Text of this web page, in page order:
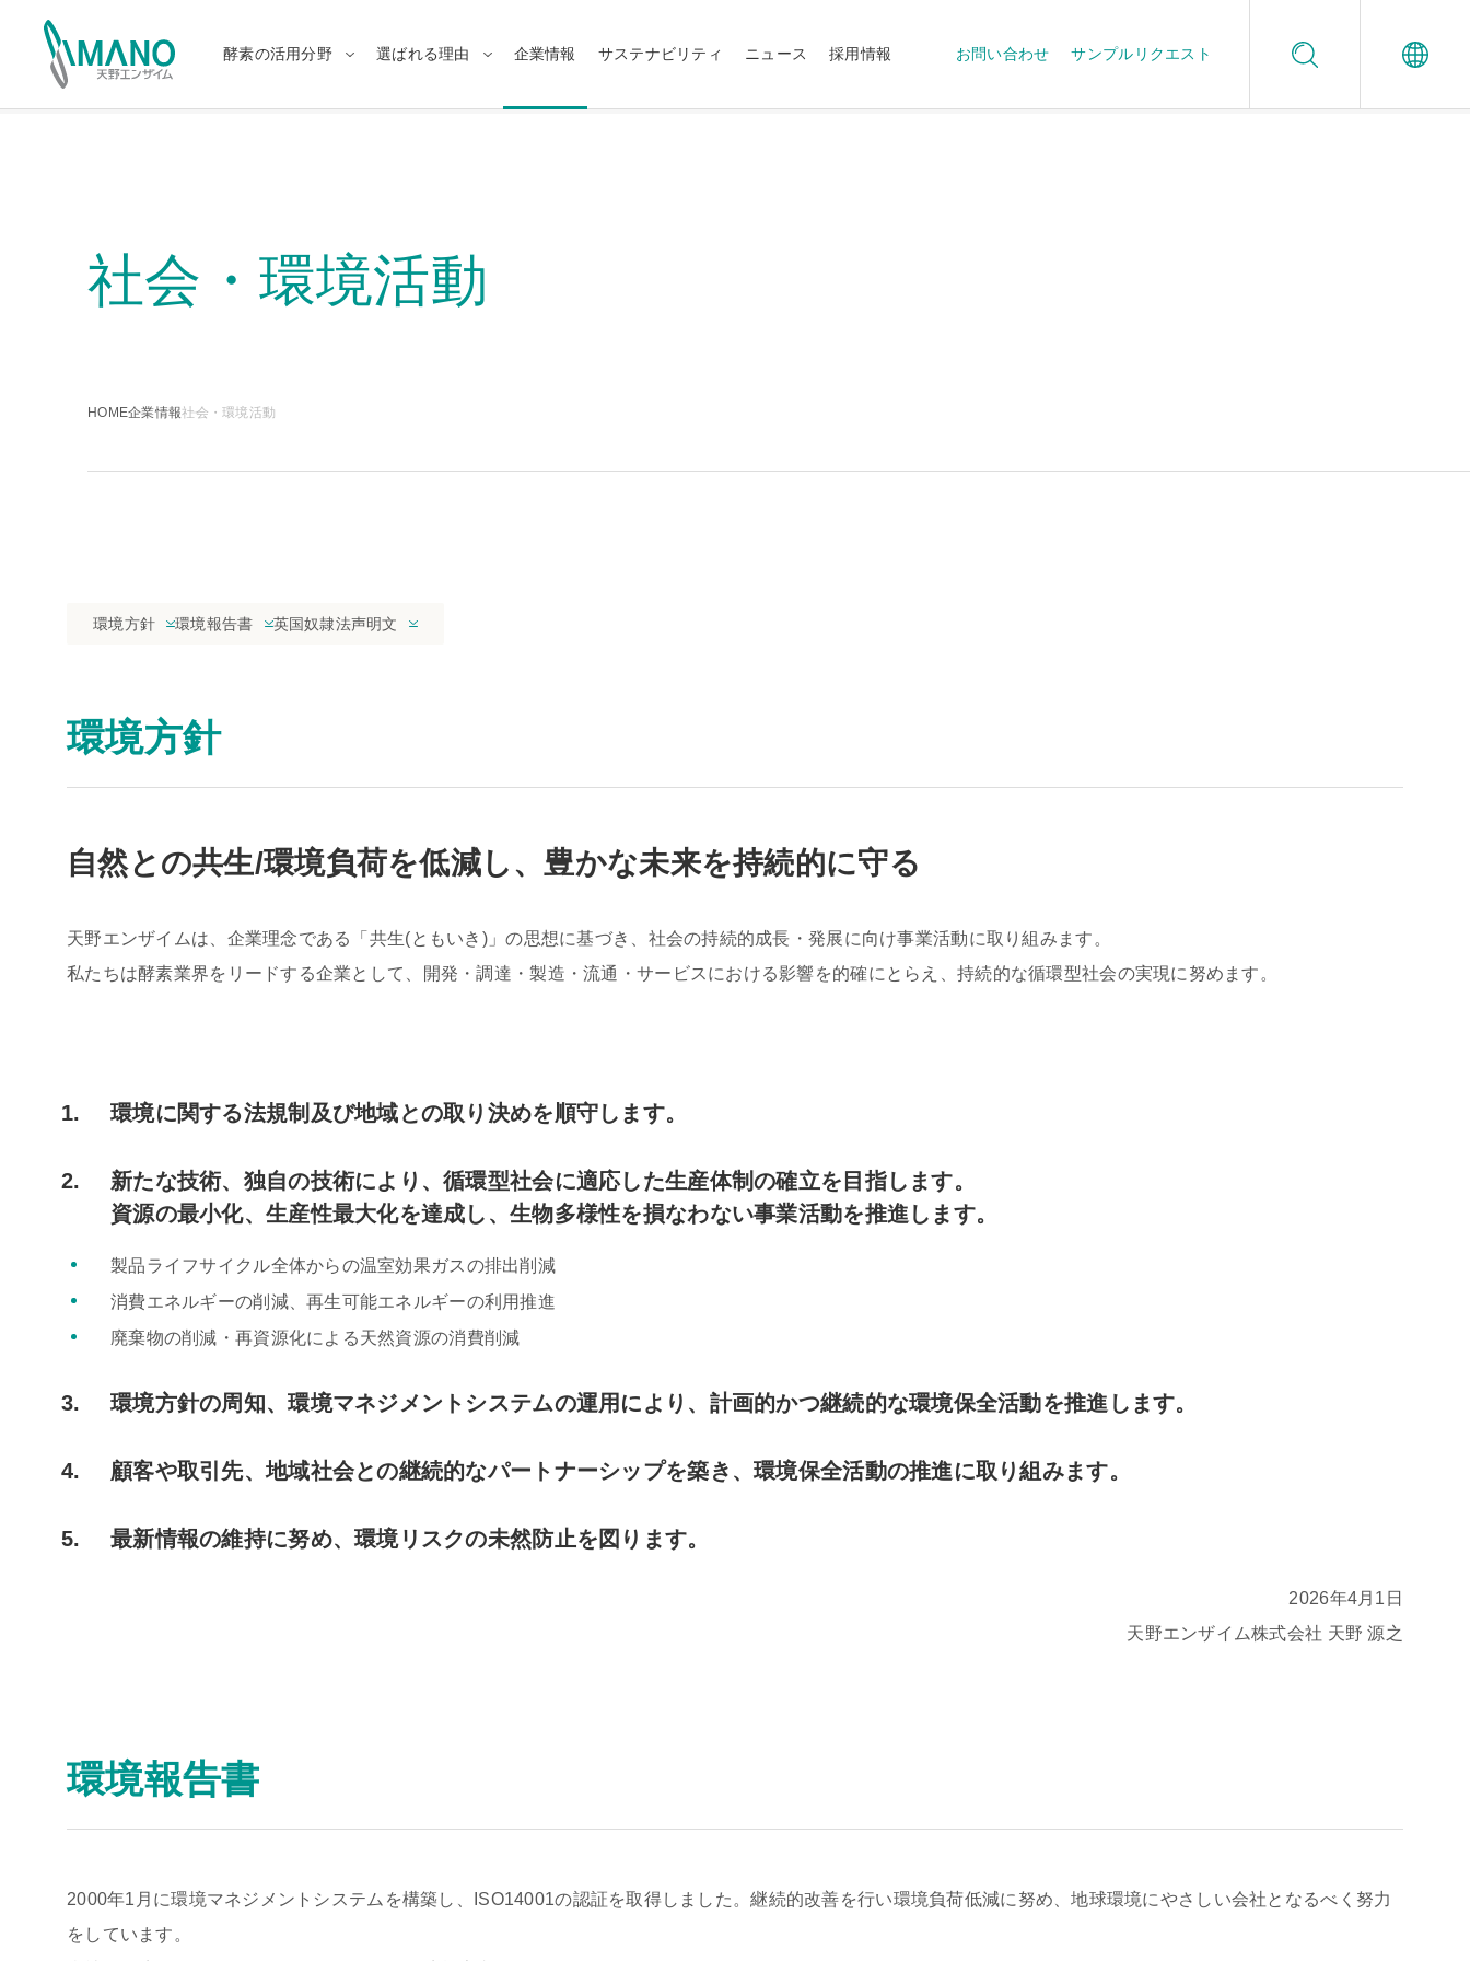
酵素の活用分野 選ばれる理由 企業情報 サステナビリティ ニュース 採用情報 お問い合わせ サンプルリクエスト
社会・環境活動
HOME企業情報社会・環境活動
環境方針 環境報告書 英国奴隷法声明文
環境方針
自然との共生/環境負荷を低減し、豊かな未来を持続的に守る
天野エンザイムは、企業理念である「共生(ともいき)」の思想に基づき、社会の持続的成長・発展に向け事業活動に取り組みます。
私たちは酵素業界をリードする企業として、開発・調達・製造・流通・サービスにおける影響を的確にとらえ、持続的な循環型社会の実現に努めます。
環境に関する法規制及び地域との取り決めを順守します。
新たな技術、独自の技術により、循環型社会に適応した生産体制の確立を目指します。
資源の最小化、生産性最大化を達成し、生物多様性を損なわない事業活動を推進します。
製品ライフサイクル全体からの温室効果ガスの排出削減
消費エネルギーの削減、再生可能エネルギーの利用推進
廃棄物の削減・再資源化による天然資源の消費削減
環境方針の周知、環境マネジメントシステムの運用により、計画的かつ継続的な環境保全活動を推進します。
顧客や取引先、地域社会との継続的なパートナーシップを築き、環境保全活動の推進に取り組みます。
最新情報の維持に努め、環境リスクの未然防止を図ります。
2026年4月1日
天野エンザイム株式会社 天野 源之
環境報告書
2000年1月に環境マネジメントシステムを構築し、ISO14001の認証を取得しました。継続的改善を行い環境負荷低減に努め、地球環境にやさしい会社となるべく努力
をしています。